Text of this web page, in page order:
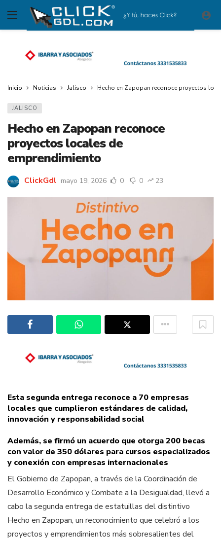
Inicio Noticias Jalisco Hecho en Zapopan reconoce proyectos
JALISCO
Hecho en Zapopan reconoce
proyectos locales de
emprendimiento
ClickGdl mayo 19, 2026 0 0 23
Esta segunda entrega reconoce a 70 empresas
locales que cumplieron estándares de calidad,
innovación y responsabilidad social
Además, se firmó un acuerdo que otorga 200 becas
con valor de 350 dólares para cursos especializados
y conexión con empresas internacionales
El Gobierno de Zapopan, a través de la Coordinación de
Desarrollo Económico y Combate a la Desigualdad, llevó a
cabo la segunda entrega de estatuillas del distintivo
Hecho en Zapopan, un reconocimiento que celebró a los
proyectos y emprendimientos más sobresalientes del